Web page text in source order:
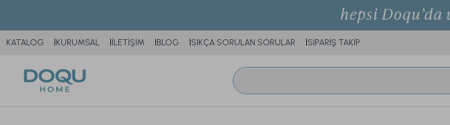
KATALOG KURUMSAL İLETİŞİM BLOG SIKÇA SORULAN SORULAR SİPARİŞ TAKİP